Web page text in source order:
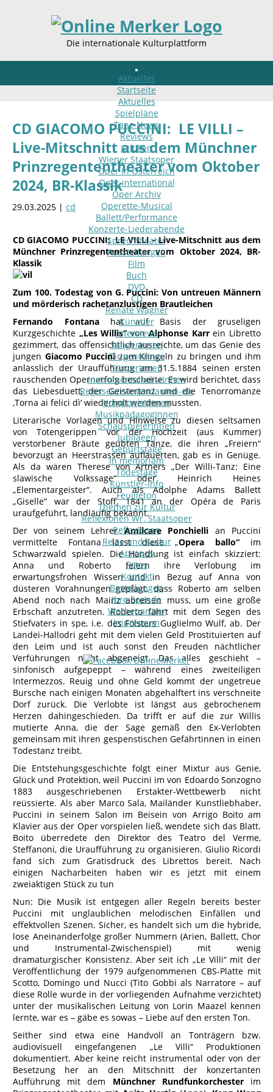
Die internationale Kulturplattform
Aktuelles
Startseite
Aktuelles
Spielpläne
Tanz-News
Reviews
Kritiken
Wiener Staatsoper
Oper in Österreich
Oper international
Oper Archiv
Operette-Musical
Ballett/Performance
Konzerte-Liederabende
Sprechtheater
Ausstellungen
Film
Buch
DVD
CD
Renate Wagner
Künstler
Interviews
SängerInnen
DirigentInnen
TänzerInnen
InstrumentalsolistInnen
Regisseure/Intendanten-etc
KomponistInnen
MusikpädagogInnen
SchauspielerInnen
Jubilaeen
Geburtstage
In memoriam
Todestage
Künstler-Info
Feuilleton
Themen zur Kultur
Reflexionen Wr. Staatsoper
Reflexionen
Reise und Kultur
Apropos
Fotos
Kontakt
Bestellungen
Ihre Spende
Werbepartner
Impressum
CD GIACOMO PUCCINI: LE VILLI –
Live-Mitschnitt aus dem Münchner
Prinzregententheater vom Oktober
2024, BR-Klassik
29.03.2025 | cd
CD GIACOMO PUCCINI: LE VILLI – Live-Mitschnitt aus dem
Münchner Prinzregententheater vom Oktober 2024, BR-
Klassik
Zum 100. Todestag von G. Puccini: Von untreuen Männern
und mörderisch rachetanzlustigen Brautleichen
Fernando Fontana hat auf Basis der gruseligen
Kurzgeschichte „Les Willis“vonAlphonse Karrein Libretto
gezimmert, das offensichtlich ausreichte, um das Genie des
jungen Giacomo Puccinizum Klingeln zu bringen und ihm
anlässlich der Uraufführung am 31.5.1884 seinen ersten
rauschenden Opernerfolg bescherte. Es wird berichtet, dass
das Liebesduett, der Geistertanz und die Tenorromanze
‚Torna ai felici dì‘ wiederholt werden mussten.
Literarische Vorlagen und Hinweise zu diesen seltsamen
von Totengerippen vor der Hochzeit (aus Kummer)
verstorbener Bräute geübten Tänze, die ihren „Freiern“
bevorzugt an Heerstrassen auflauerten, gab es in Genüge.
Als da wären Therese von Artners „Der Willi-Tanz: Eine
slawische Volkssage“ oder Heinrich Heines
„Elementargeister“. Auch als Adolphe Adams Ballett
„Giselle“ war der Stoff, 1841 an der Opéra de Paris
uraufgeführt, landläufig bekannt.
Der von seinem LehrerAmilcare Ponchielli an Puccini
vermittelte Fontana lässt diese „Opera ballo“ im
Schwarzwald spielen. Die Handlung ist einfach skizziert:
Anna und Roberto feiern ihre Verlobung im
erwartungsfrohen Wissen und in Bezug auf Anna von
düsteren Vorahnungen geplagt, dass Roberto am selben
Abend noch nach Mainz abreisen muss, um eine große
Erbschaft anzutreten. Roberto fährt mit dem Segen des
Stiefvaters in spe, i.e. des Fölsters Guglielmo Wulf, ab. Der
Landei-Hallodri geht mit dem vielen Geld Prostituierten auf
den Leim und ist auch sonst den Freuden nächtlicher
Verführungen nicht abgeneigt. Das alles geschieht –
sinfonisch aufgepeppt – während eines zweiteiligen
Intermezzos. Reuig und ohne Geld kommt der ungetreue
Bursche nach einigen Monaten abgehalftert ins verschneite
Dorf zurück. Die Verlobte ist längst aus gebrochenem
Herzen dahingeschieden. Da trifft er auf die zur Willis
mutierte Anna, die der Sage gemäß den Ex-Verlobten
gemeinsam mit ihren gespenstischen Gefährtinnen in einen
Todestanz treibt.
Die Entstehungsgeschichte folgt einer Mixtur aus Genie,
Glück und Protektion, weil Puccini im von Edoardo Sonzogno
1883 ausgeschriebenen Erstakter-Wettbewerb nicht
reüssierte. Als aber Marco Sala, Mailänder Kunstliebhaber,
Puccini in seinem Salon im Beisein von Arrigo Boito am
Klavier aus der Oper vorspielen ließ, wendete sich das Blatt.
Boito überredete den Direktor des Teatro del Verme,
Steffanoni, die Uraufführung zu organisieren. Giulio Ricordi
fand sich zum Gratisdruck des Librettos bereit. Nach
einigen Nacharbeiten haben wir es jetzt mit einem
zweiaktigen Stück zu tun
Nun: Die Musik ist entgegen aller Regeln bereits bester
Puccini mit unglaublichen melodischen Einfällen und
effektvollen Szenen. Sicher, es handelt sich um die hybride,
lose Aneinanderfolge großer Nummern (Arien, Ballett, Chor
und Instrumental-Zwischenspiel) mit wenig
dramaturgischer Konsistenz. Aber seit ich „Le Villi“ mit der
Veröffentlichung der 1979 aufgenommenen CBS-Platte mit
Scotto, Domingo und Nucci (Tito Gobbi als Narratore – auf
diese Rolle wurde in der vorliegenden Aufnahme verzichtet)
unter der musikalischen Leitung von Lorin Maazel kennen
lernte, war es – gäbe es sowas – Liebe auf den ersten Ton.
Seither sind etwa eine Handvoll an Tonträgern bzw.
audiovisuell eingefangenen „Le Villi“ Produktionen
dokumentiert. Aber keine reicht instrumental oder von der
Besetzung her an den Mitschnitt der konzertanten
Aufführung mit dem Münchner Rundfunkorchesterim